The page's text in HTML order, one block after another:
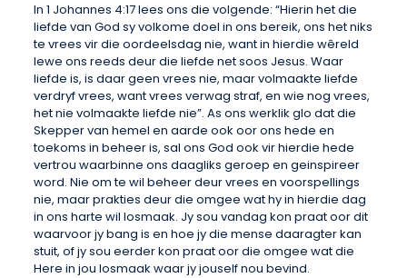
In 1 Johannes 4:17 lees ons die volgende: “Hierin het die
liefde van God sy volkome doel in ons bereik, ons het niks
te vrees vir die oordeelsdag nie, want in hierdie wêreld
lewe ons reeds deur die liefde net soos Jesus. Waar
liefde is, is daar geen vrees nie, maar volmaakte liefde
verdryf vrees, want vrees verwag straf, en wie nog vrees,
het nie volmaakte liefde nie”. As ons werklik glo dat die
Skepper van hemel en aarde ook oor ons hede en
toekoms in beheer is, sal ons God ook vir hierdie hede
vertrou waarbinne ons daagliks geroep en geinspireer
word. Nie om te wil beheer deur vrees en voorspellings
nie, maar prakties deur die omgee wat hy in hierdie dag
in ons harte wil losmaak. Jy sou vandag kon praat oor dit
waarvoor jy bang is en hoe jy die mense daaragter kan
stuit, of jy sou eerder kon praat oor die omgee wat die
Here in jou losmaak waar jy jouself nou bevind.